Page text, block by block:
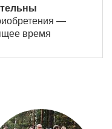
—
время